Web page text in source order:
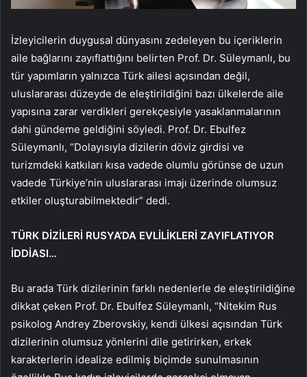
İzleyicilerin duygusal dünyasını zedeleyen bu içeriklerin
aile bağlarını zayıflattığını belirten Prof. Dr. Süleymanlı, bu
tür yapımların yalnızca Türk ailesi açısından değil,
uluslararası düzeyde de eleştirildiğini bazı ülkelerde aile
yapısına zarar verdikleri gerekçesiyle yasaklanmalarının
dahi gündeme geldiğini söyledi. Prof. Dr. Ebulfez
Süleymanlı, “Dolayısıyla dizilerin döviz girdisi ve
turizmdeki katkıları kısa vadede olumlu görünse de uzun
vadede Türkiye’nin uluslararası imajı üzerinde olumsuz
etkiler oluşturabilmektedir” dedi.
TÜRK DİZİLERİ RUSYA’DA EVLİLİKLERİ ZAYIFLATIYOR
İDDİASI…
Bu arada Türk dizilerinin farklı nedenlerle de eleştirildiğine
dikkat çeken Prof. Dr. Ebulfez Süleymanlı, “Nitekim Rus
psikolog Andrey Zberovskiy, kendi ülkesi açısından Türk
dizilerinin olumsuz yönlerini dile getirirken, erkek
karakterlerin idealize edilmiş biçimde sunulmasının